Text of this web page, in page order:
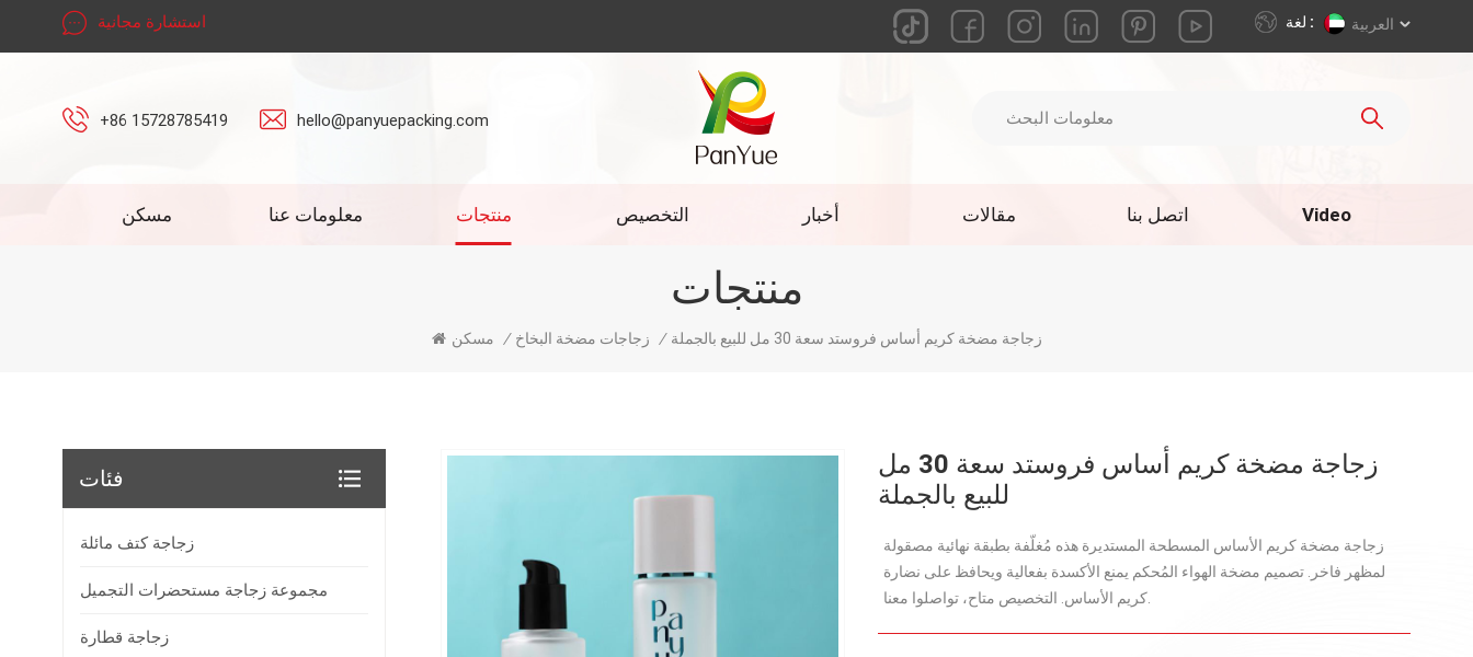
استشارة مجانية لغة : العربية
+86 15728785419 hello@panyuepacking.com
مسكن معلومات عنا منتجات التخصيص أخبار مقالات اتصل بنا Video
منتجات
مسكن / زجاجات مضخة البخاخ / زجاجة مضخة كريم أساس فروستد سعة 30 مل للبيع بالجملة
زجاجة مضخة كريم أساس فروستد سعة 30 مل
للبيع بالجملة
زجاجة مضخة كريم الأساس المسطحة المستديرة هذه مُغلّفة بطبقة نهائية مصقولة
لمظهر فاخر. تصميم مضخة الهواء المُحكم يمنع الأكسدة بفعالية ويحافظ على نضارة
كريم الأساس. التخصيص متاح، تواصلوا معنا.
فئات
زجاجة كتف مائلة
مجموعة زجاجة مستحضرات التجميل
زجاجة قطارة